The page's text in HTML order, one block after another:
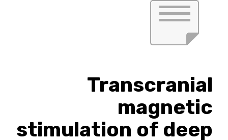
Transcranial
magnetic
stimulation of deep